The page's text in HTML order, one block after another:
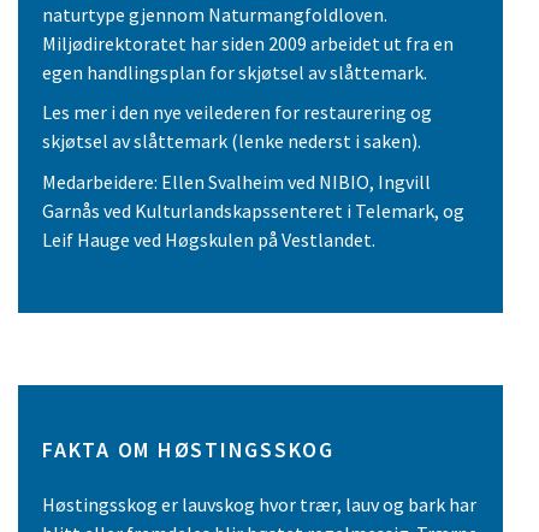
naturtype gjennom Naturmangfoldloven.
Miljødirektoratet har siden 2009 arbeidet ut fra en
egen handlingsplan for skjøtsel av slåttemark.
Les mer i den nye veilederen for restaurering og
skjøtsel av slåttemark (lenke nederst i saken).
Medarbeidere: Ellen Svalheim ved NIBIO, Ingvill
Garnås ved Kulturlandskapssenteret i Telemark, og
Leif Hauge ved Høgskulen på Vestlandet.
FAKTA OM HØSTINGSSKOG
Høstingsskog er lauvskog hvor trær, lauv og bark har